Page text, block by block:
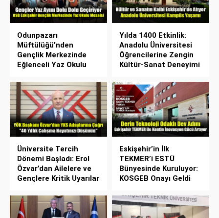
Odunpazarı
Müftülüğü’nden
Gençlik Merkezinde
Eğlenceli Yaz Okulu
Yılda 1400 Etkinlik:
Anadolu Üniversitesi
Öğrencilerine Zengin
Kültür-Sanat Deneyimi
Üniversite Tercih
Dönemi Başladı: Erol
Özvar’dan Ailelere ve
Gençlere Kritik Uyarılar
Eskişehir’in İlk
TEKMER’i ESTÜ
Bünyesinde Kuruluyor:
KOSGEB Onayı Geldi